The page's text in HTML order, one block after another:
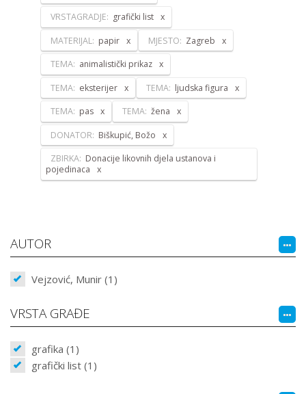
VRSTAGRADJE: grafički list
MATERIJAL: papir MJESTO: Zagreb
TEMA: animalistički prikaz
TEMA: eksterijer TEMA: ljudska figura
TEMA: pas TEMA: žena
DONATOR: Biškupić, Božo
ZBIRKA: Donacije likovnih djela ustanova i
pojedinaca
AUTOR
Vejzović, Munir (1)
VRSTA GRAĐE
grafika (1)
grafički list (1)